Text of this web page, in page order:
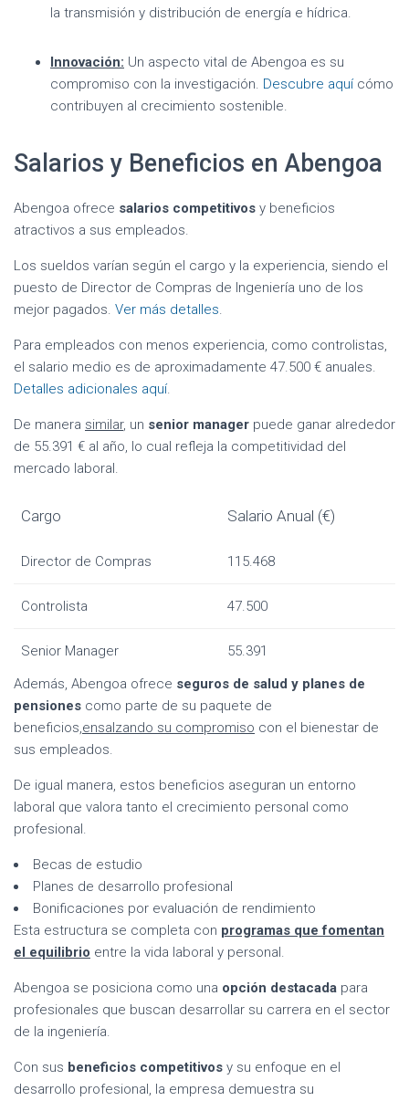
la transmisión y distribución de energía e hídrica.
Innovación: Un aspecto vital de Abengoa es su
compromiso con la investigación. Descubre aquícómo
contribuyen al crecimiento sostenible.
Salarios y Beneficios en Abengoa
Abengoa ofrece salarios competitivos y beneficios
atractivos a sus empleados.
Los sueldos varían según el cargo y la experiencia, siendo el
puesto de Director de Compras de Ingeniería uno de los
mejor pagados. Ver más detalles.
Para empleados con menos experiencia, como controlistas,
el salario medio es de aproximadamente 47.500 € anuales.
Detalles adicionales aquí.
De manera similar, un senior manager puede ganar alrededor
de 55.391 € al año, lo cual refleja la competitividad del
mercado laboral.
Cargo Salario Anual (€)
Director de Compras 115.468
Controlista 47.500
Senior Manager
55.391
Además, Abengoa ofrece seguros de salud y planes de
pensiones como parte de su paquete de
beneficios,ensalzando su compromiso con el bienestar de
sus empleados.
De igual manera, estos beneficios aseguran un entorno
laboral que valora tanto el crecimiento personal como
profesional.
Becas de estudio
Planes de desarrollo profesional
Bonificaciones por evaluación de rendimiento
Esta estructura se completa con programas que fomentan
el equilibrio entre la vida laboral y personal.
Abengoa se posiciona como una opción destacada para
profesionales que buscan desarrollar su carrera en el sector
de la ingeniería.
Con sus beneficios competitivos y su enfoque en el
desarrollo profesional, la empresa demuestra su